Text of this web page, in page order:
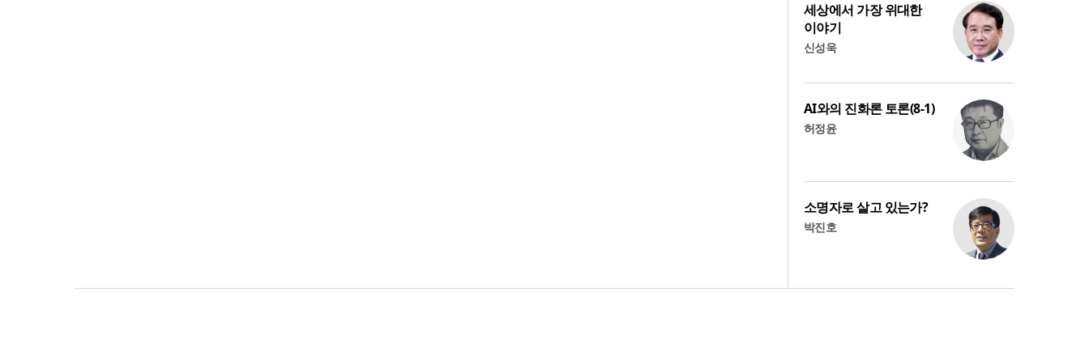
세상에서 가장 위대한
이야기
신성욱
AI와의 진화론 토론(8-1)
허정윤
소명자로 살고 있는가?
박진호